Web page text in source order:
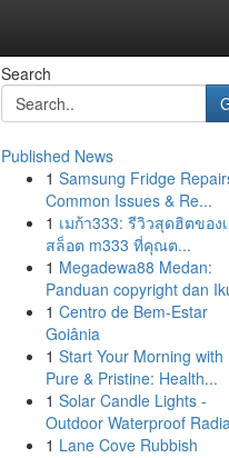
Search
Published News
1 Samsung Fridge
Common Issues & Re...
1 เมก้า333: รีวิวสุดฮิตของ
สล็อต m333 ที่คุณต...
1 Megadewa88 Medan:
Panduan copyright dan
1 Centro de Bem-Estar
Goiânia
1 Start Your Morning with
Pure & Pristine: Health...
1 Solar Candle Lights -
Outdoor Waterproof
1 Lane Cove Rubbish